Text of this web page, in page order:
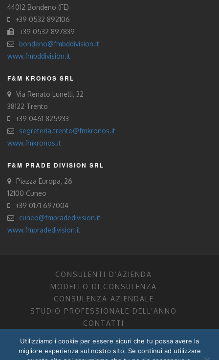
44012 Bondeno (FE)
+39 0532 892106
+39 0532 897839
bondeno@fmbddivision.it
www.fmbddivision.it
F&M KRONOS SRL
Via Renato Lunelli, 32
38122 Trento
+39 0461 825933
segreteria.trento@fmkronos.it
www.fmkronos.it
F&M PRADE DIVISION SRL
Piazza Europa, 26
12100 Cuneo
+39 0171 697004
cuneo@fmpradedivision.it
www.fmpradedivision.it
CONSULENTI D’AZIENDA
MODELLO DI CONSULENZA
CONSULENZA AZIENDALE
STUDIO PROFESSIONALE DELL’ANNO
CONTATTI
FM CONSULENTI D’AZIENDA SOCIETÀ TRA PROFESSIONISTI
DOTTORI COMMERCIALISTI MANTOVA, PORDENONE, TRENTO
Utilizziamo i cookie per essere sicuri che tu possa avere la
migliore esperienza sul nostro sito. Se continui ad utilizzare